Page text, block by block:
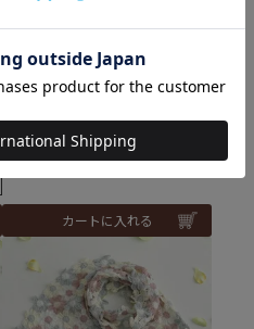
ークベストKids＜ロービン
グキッス59Ｐ＞（編み物 材
料セット）
¥3,850税込
カートに入れる